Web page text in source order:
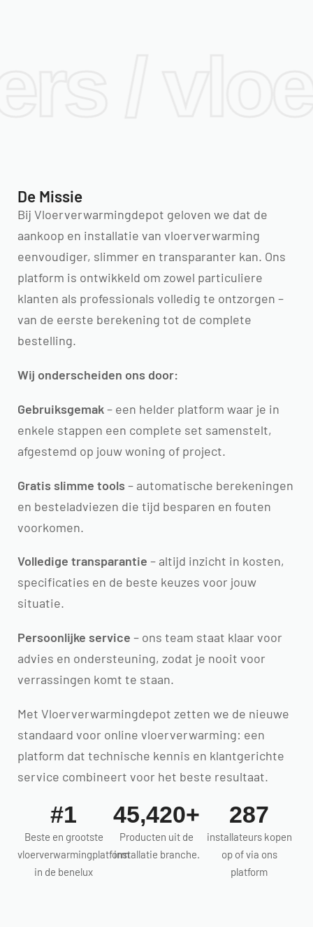
De Missie
Bij Vloerverwarmingdepot geloven we dat de
aankoop en installatie van vloerverwarming
eenvoudiger, slimmer en transparanter kan. Ons
platform is ontwikkeld om zowel particuliere
klanten als professionals volledig te ontzorgen –
van de eerste berekening tot de complete
bestelling.
Wij onderscheiden ons door:
Gebruiksgemak– een helder platform waar je in
enkele stappen een complete set samenstelt,
afgestemd op jouw woning of project.
Gratis slimme tools– automatische berekeningen
en besteladviezen die tijd besparen en fouten
voorkomen.
Volledige transparantie – altijd inzicht in kosten,
specificaties en de beste keuzes voor jouw
situatie.
Persoonlijke service – ons team staat klaar voor
advies en ondersteuning, zodat je nooit voor
verrassingen komt te staan.
Met Vloerverwarmingdepot zetten we de nieuwe
standaard voor online vloerverwarming: een
platform dat technische kennis en klantgerichte
service combineert voor het beste resultaat.
#1
Beste en grootste
vloerverwarmingplatform
in de benelux
45,420+
Producten uit de
installatie branche.
287
installateurs kopen
op of via ons
platform